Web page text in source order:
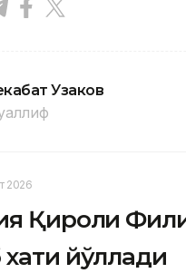
Узаков
2026
Қироли
йўллади